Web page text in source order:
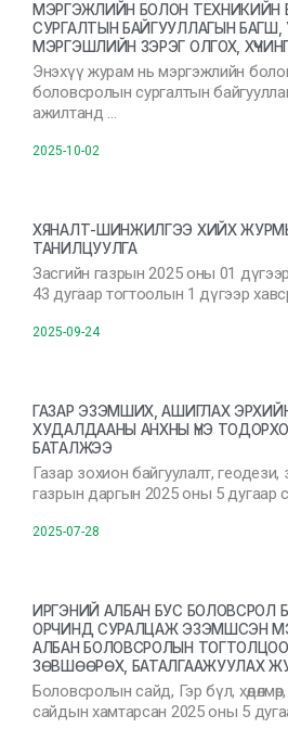
МЭРГЭЖЛИЙН БОЛОН ТЕХНИКИЙН
СУРГАЛТЫН БАЙГУУЛЛАГЫН
МЭРГЭШЛИЙН ЗЭРЭГ ОЛГОХ,
Энэхүү журам нь мэргэжлийн
боловсролын сургалтын
ажилтанд …
2025-10-02
ХЯНАЛТ-ШИНЖИЛГЭЭ ХИЙХ
ТАНИЛЦУУЛГА
Засгийн газрын 2025 оны 01
43 дугаар тогтоолын 1 дүгээр
2025-09-24
ГАЗАР ЭЗЭМШИХ, АШИГЛАХ
ХУДАЛДААНЫ АНХНЫ ҮНЭ
БАТАЛЖЭЭ
Газар зохион байгуулалт, геодези,
газрын даргын 2025 оны 5 дугаар
2025-07-28
ИРГЭНИЙ АЛБАН БУС БОЛОВСРОЛ
ОРЧИНД СУРАЛЦАЖ ЭЗЭМШСЭН
АЛБАН БОЛОВСРОЛЫН
ЗӨВШӨӨРӨХ, БАТАЛГААЖУУЛАХ
Боловсролын сайд, Гэр бүл,
сайдын хамтарсан 2025 оны 5